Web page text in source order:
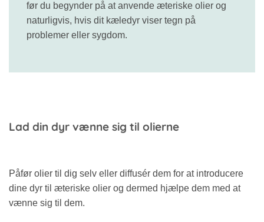
før du begynder på at anvende æteriske olier og
naturligvis, hvis dit kæledyr viser tegn på
problemer eller sygdom.
Lad din dyr vænne sig til olierne
Påfør olier til dig selv eller diffusér dem for at introducere
dine dyr til æteriske olier og dermed hjælpe dem med at
vænne sig til dem.